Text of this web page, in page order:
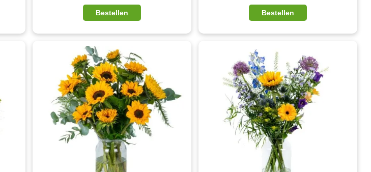
Bestellen Bestellen